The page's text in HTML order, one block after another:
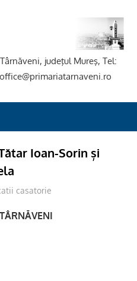
judeţul Mureş, Tel:
Ioan-Sorin și
casatorie